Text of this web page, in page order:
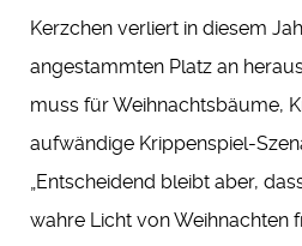
Kerzchen verliert in diesem
angestammten Platz an
muss für Weihnachtsbäume,
aufwändige Krippenspiel-
„Entscheidend bleibt aber,
wahre Licht von Weihnachten